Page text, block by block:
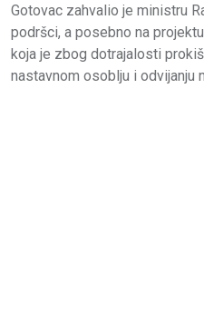
Gotovac zahvalio je ministru
podršci, a posebno na
koja je zbog dotrajalosti
nastavnom osoblju i odvijanju